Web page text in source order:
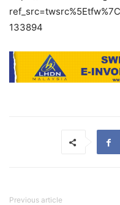
133894
Previous article